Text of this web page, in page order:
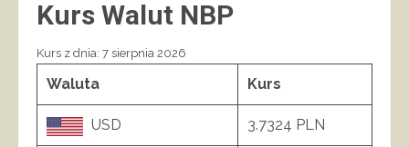
Kurs Walut NBP
Kurs z dnia: 7 sierpnia 2026
Waluta Kurs
USD 3.7324 PLN